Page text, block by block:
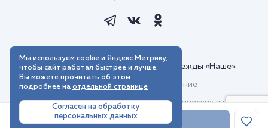
В корзину
© 2018–2026. Интернет-магазин одежды «Наше»
Пользовательское соглашение
Договор присоединения для юридических лиц
Политика обработки персональных данных
Мы используем cookie и Яндекс Метрику,
чтобы сайт работал быстрее и лучше.
Вы можете прочитать об этом
подробнее на отдельной странице
Согласен на обработку
персональных данных